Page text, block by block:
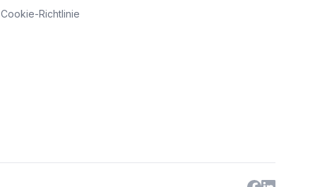
Cookie-Richtlinie